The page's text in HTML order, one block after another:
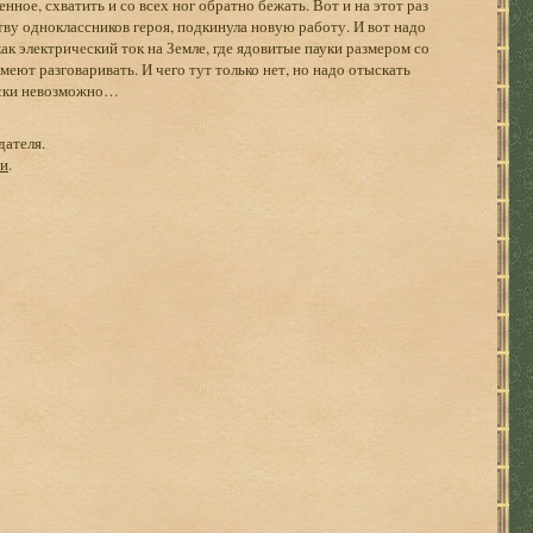
схватить и со всех ног обратно бежать. Вот и на этот раз
одноклассников героя, подкинула новую работу. И вот надо
электрический ток на Земле, где ядовитые пауки размером со
разговаривать. И чего тут только нет, но надо отыскать
невозможно…
.